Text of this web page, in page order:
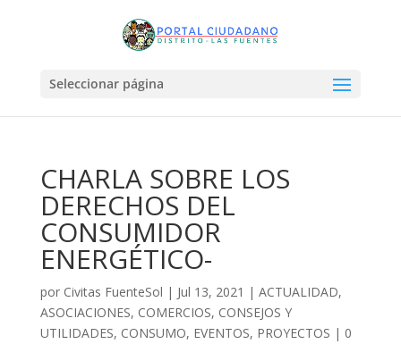
Seleccionar página
CHARLA SOBRE LOS
DERECHOS DEL
CONSUMIDOR
ENERGÉTICO-
por Civitas FuenteSol | Jul 13, 2021 | ACTUALIDAD,
ASOCIACIONES, COMERCIOS, CONSEJOS Y
UTILIDADES, CONSUMO, EVENTOS, PROYECTOS | 0